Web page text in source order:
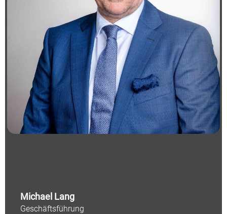
Michael Lang
Geschäftsführung